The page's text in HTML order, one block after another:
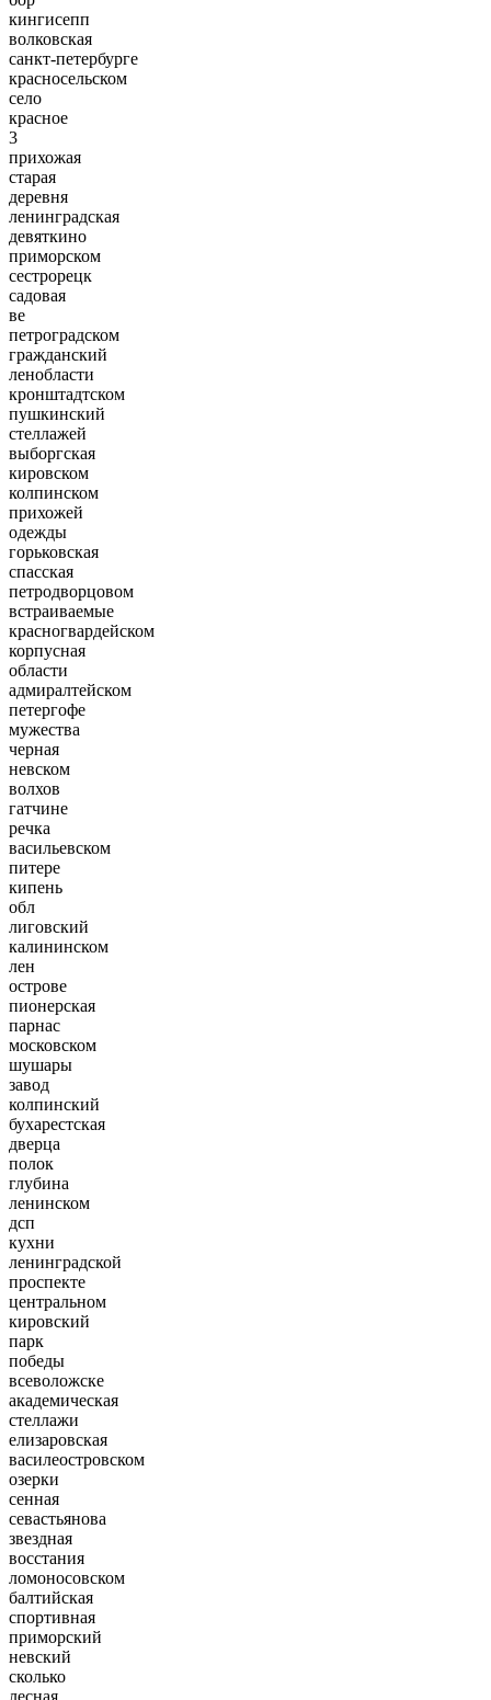
кингисепп
волковская
санкт-петербурге
красносельском
село
красное
3
прихожая
старая
деревня
ленинградская
девяткино
приморском
сестрорецк
садовая
ве
петроградском
гражданский
ленобласти
кронштадтском
пушкинский
стеллажей
выборгская
кировском
колпинском
прихожей
одежды
горьковская
спасская
петродворцовом
встраиваемые
красногвардейском
корпусная
области
адмиралтейском
петергофе
мужества
черная
невском
волхов
гатчине
речка
васильевском
питере
кипень
обл
лиговский
калининском
лен
острове
пионерская
парнас
московском
шушары
завод
колпинский
бухарестская
дверца
полок
глубина
ленинском
дсп
кухни
ленинградской
проспекте
центральном
кировский
парк
победы
всеволожске
академическая
стеллажи
елизаровская
василеостровском
озерки
сенная
севастьянова
звездная
восстания
ломоносовском
балтийская
спортивная
приморский
невский
сколько
лесная